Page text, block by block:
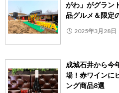
がわ」がグラン
品グルメ＆限定
2025年3月28日
成城石井から今
場！赤ワインに
ング商品8選